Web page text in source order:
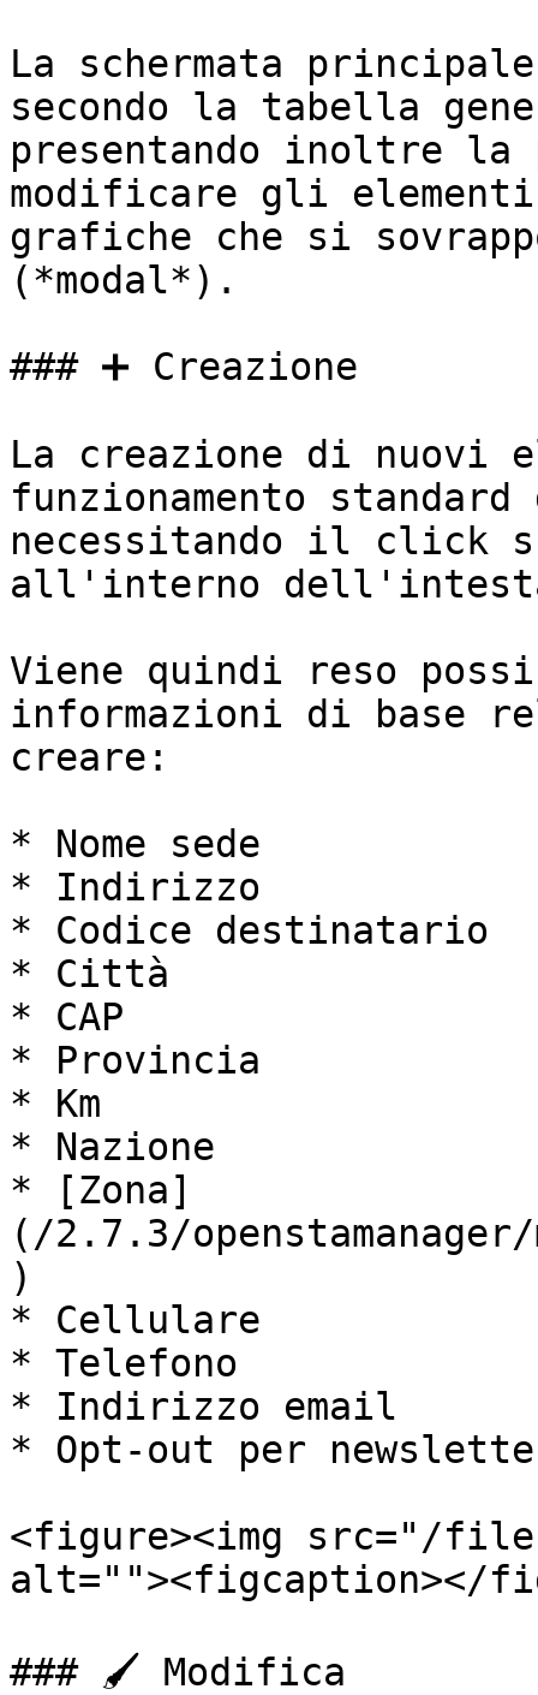
La schermata
secondo la tabella
presentando inoltre
modificare gli
grafiche che si
(*modal*).
### ➕ Creazione
La creazione di nuovi
funzionamento
necessitando il click
all'interno
Viene quindi reso
informazioni di base
creare:
* Nome sede
* Indirizzo
* Codice destinatario
* Città
* CAP
* Provincia
* Km
* Nazione
* [Zona]
(/2.7.3/
)
* Cellulare
* Telefono
* Indirizzo email
* Opt-out per
<figure><img src="/files/
alt=""><figcaption></
### 🖌️ Modifica